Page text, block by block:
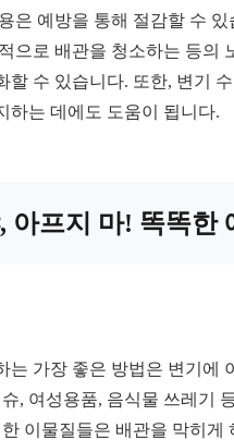
은 예방을 통해 절감할 수
으로 배관을 청소하는 등의
할 수 있습니다. 또한, 변기
하는 데에도 도움이 됩니다.
아프지 마! 똑똑한
는 가장 좋은 방법은 변기에
, 여성용품, 음식물 쓰레기
이물질들은 배관을 막히게